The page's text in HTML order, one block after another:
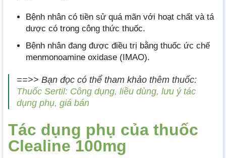
Bệnh nhân có tiền sử quá mãn với hoạt chất và tá
dược có trong công thức thuốc.
Bệnh nhân đang được điều trị bằng thuốc ức chế
menmonoamine oxidase (IMAO).
==>> Bạn đọc có thể tham khảo thêm thuốc:
Thuốc Sertil: Công dụng, liều dùng, lưu ý tác
dụng phụ, giá bán
Tác dụng phụ của thuốc
Clealine 100mg